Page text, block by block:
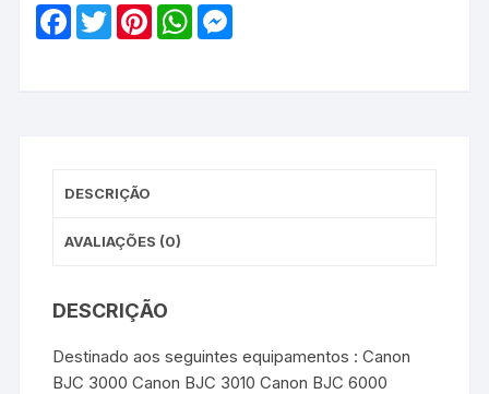
4707A002
F
T
w
P
W
DESCRIÇÃO
AVALIAÇÕES (0)
DESCRIÇÃO
Destinado aos seguintes equipamentos : Canon
BJC 3000 Canon BJC 3010 Canon BJC 6000